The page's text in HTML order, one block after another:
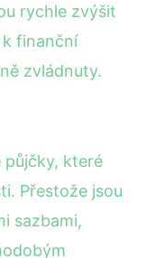
rychle zvýšit
k finanční
zvládnuty.
půjčky, které
Přestože jsou
sazbami,